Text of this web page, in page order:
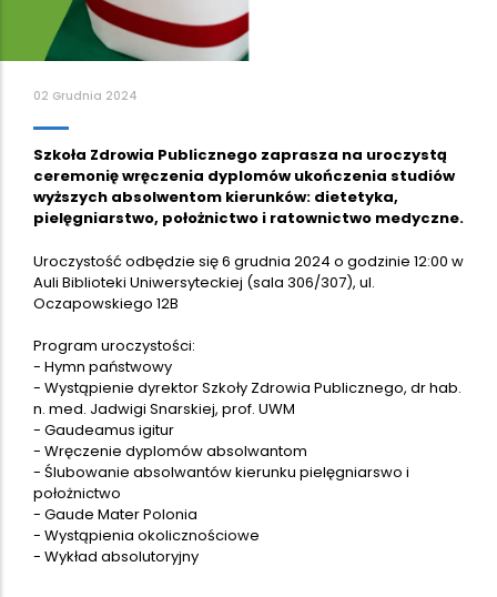
02 Grudnia 2024
Szkoła Zdrowia Publicznego zaprasza na uroczystą
ceremonię wręczenia dyplomów ukończenia studiów
wyższych absolwentom kierunków: dietetyka,
pielęgniarstwo, położnictwo i ratownictwo medyczne.
Uroczystość odbędzie się 6 grudnia 2024 o godzinie 12:00 w
Auli Biblioteki Uniwersyteckiej (sala 306/307), ul.
Oczapowskiego 12B
Program uroczystości:
- Hymn państwowy
- Wystąpienie dyrektor Szkoły Zdrowia Publicznego, dr hab.
n. med. Jadwigi Snarskiej, prof. UWM
- Gaudeamus igitur
- Wręczenie dyplomów absolwantom
- Ślubowanie absolwantów kierunku pielęgniarswo i
położnictwo
- Gaude Mater Polonia
- Wystąpienia okolicznościowe
- Wykład absolutoryjny